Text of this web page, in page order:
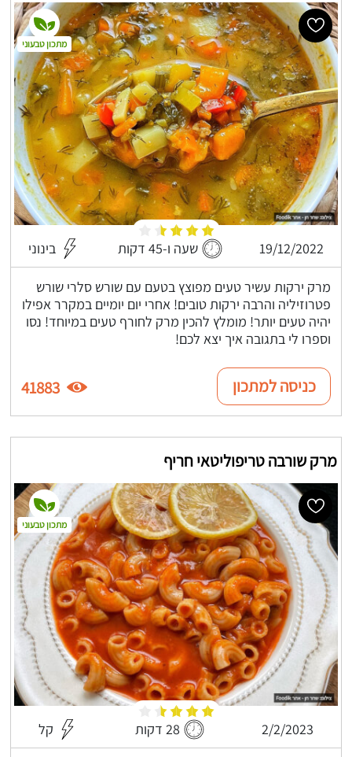
19/12/2022 שעה ו-45 דקות בינוני
מרק ירקות עשיר טעים מפוצץ בטעם עם שורש סלרי שורש
פטרוזיליה והרבה ירקות טובים! אחרי יום יומיים במקרר אפילו
יהיה טעים יותר! מומלץ להכין מרק לחורף טעים במיוחד! נסו
וספרו לי בתגובה איך יצא לכם!
מתכון טבעוני
כניסה למתכון 41883
מרק שורבה טריפוליטאי חריף
2/2/2023 28 דקות קל
מתכון טבעוני